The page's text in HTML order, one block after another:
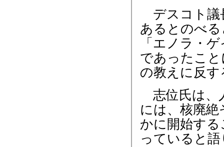
デスコト議
あるとのべ
「エノラ・
であったこ
の教えに反
志位氏は、
には、核廃
かに開始す
っていると